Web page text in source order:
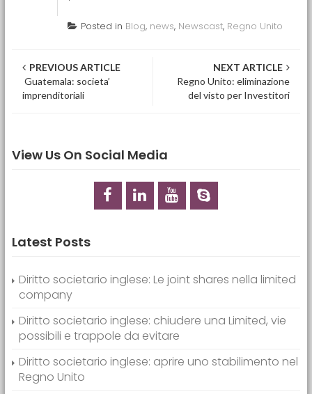
Posted in Blog, news, Newscast, Regno Unito
Post navigation
PREVIOUS ARTICLE
Guatemala: societa’
imprenditoriali
NEXT ARTICLE
Regno Unito: eliminazione
del visto per Investitori
View Us On Social Media
Latest Posts
Diritto societario inglese: Le joint shares nella limited
company
Diritto societario inglese: chiudere una Limited, vie
possibili e trappole da evitare
Diritto societario inglese: aprire uno stabilimento nel
Regno Unito